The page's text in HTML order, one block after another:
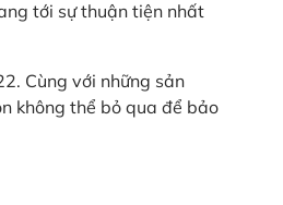
tới sự thuận tiện nhất
Cùng với những sản
không thể bỏ qua để bảo